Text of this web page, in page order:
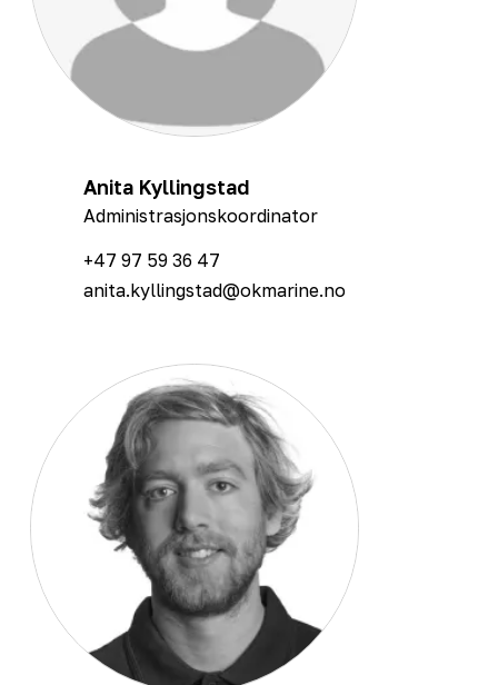
Anita Kyllingstad
Administrasjonskoordinator
+47 97 59 36 47
anita.kyllingstad@okmarine.no